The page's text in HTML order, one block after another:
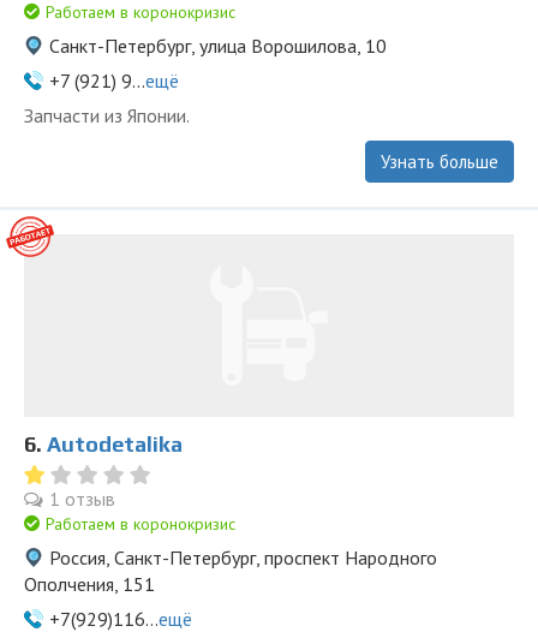
Работаем в коронокризис
Санкт-Петербург, улица Ворошилова, 10
+7 (921) 9...ещё
Запчасти из Японии.
Узнать больше
6. Autodetalika
1 отзыв
Работаем в коронокризис
Россия, Санкт-Петербург, проспект Народного
Ополчения, 151
+7(929)116...ещё